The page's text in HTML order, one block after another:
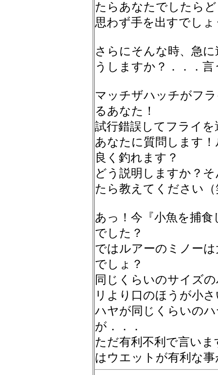
たらあなたでしたら
思わず手を出すでしょ
さらにそんな時、急
うしますか？．．．
マッチザハッチがフ
るあなた！
試行錯誤してフライ
あなたに質問します
良く釣れます？
どう説明しますか？
たら教えてください（
あっ！今『小魚を捕
でした？
ではルアーのミノー
でしょ？
同じくらいのサイズ
リより口のほうが小
ハヤが同じくらいの
が．．．
ただ有利不利で言い
はウエットが有利な